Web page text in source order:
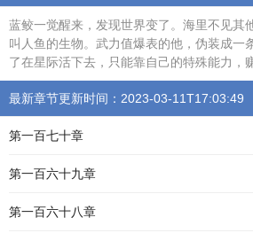
蓝鲛一觉醒来，发现世界变了。海里不见其
叫人鱼的生物。武力值爆表的他，伪装成一
了在星际活下去，只能靠自己的特殊能力，
最新章节更新时间：2023-03-11T17:03:49
第一百七十章
第一百六十九章
第一百六十八章